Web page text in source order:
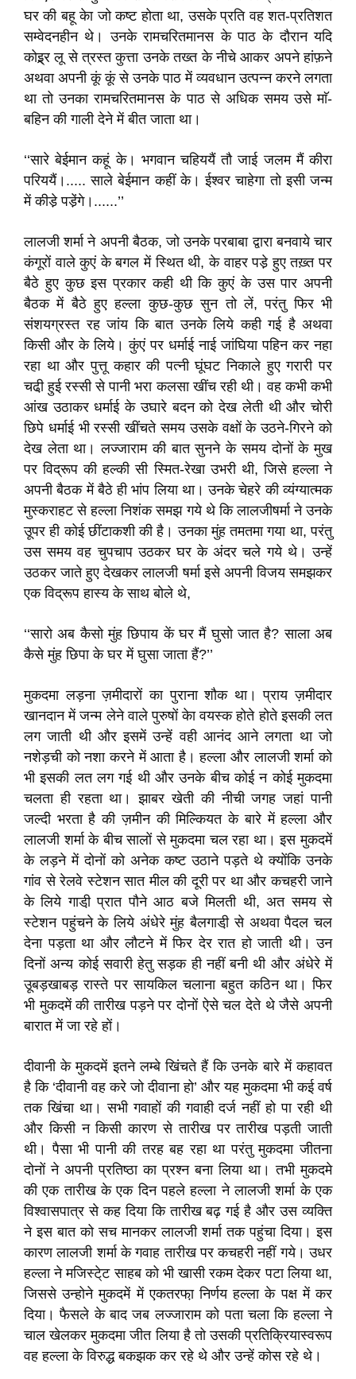
घर की बहू केा जो कष्ट होता था, उसके प्रति वह शत-प्रतिशत
सम्वेदनहीन थे। उनके रामचरितमानस के पाठ के दौरान यदि
कोइ्र्र लू से त्रस्त कुत्ता उनके तख्त के नीचे आकर अपने हांफ़ने
अथवा अपनी कूं कूं से उनके पाठ में व्यवधान उत्पन्न करने लगता
था तो उनका रामचरितमानस के पाठ से अधिक समय उसे माॅ-
बहिन की गाली देने में बीत जाता था।
‘‘सारे बेईमान कहूं के। भगवान चहिययैं तौ जाई जलम मैं कीरा
परिययैं।..... साले बेईमान कहीं के। ईश्वर चाहेगा तो इसी जन्म
में कीडे़ पडे़ंगे।......’’
लालजी शर्मा ने अपनी बैठक, जो उनके परबाबा द्वारा बनवाये चार
कंगूरों वाले कुएं के बगल में स्थित थी, के वाहर पडे़ हुए तख़्त पर
बैठे हुए कुछ इस प्रकार कही थी कि कुएं के उस पार अपनी
बैठक में बैठे हुए हल्ला कुछ-कुछ सुन तो लें, परंतु फिर भी
संशयग्रस्त रह जांय कि बात उनके लिये कही गई है अथवा
किसी और के लिये। कुंएं पर धर्माई नाई जांघिया पहिन कर नहा
रहा था और पुत्तू कहार की पत्नी घूंघट निकाले हुए गरारी पर
चढी़ हुई रस्सी से पानी भरा कलसा खींच रही थी। वह कभी कभी
आंख उठाकर धर्माई के उघारे बदन को देख लेती थी और चोरी
छिपे धर्माई भी रस्सी खींचते समय उसके वक्षों के उठने-गिरने को
देख लेता था। लज्जाराम की बात सुनने के समय दोनों के मुख
पर विद्रूप की हल्की सी स्मित-रेखा उभरी थी, जिसे हल्ला ने
अपनी बैठक में बैठे ही भांप लिया था। उनके चेहरे की व्यंग्यात्मक
मुस्कराहट से हल्ला निशंक समझ गये थे कि लालजीषर्मा ने उनके
उूपर ही कोई छींटाकशी की है। उनका मुंह तमतमा गया था, परंतु
उस समय वह चुपचाप उठकर घर के अंदर चले गये थे। उन्हें
उठकर जाते हुए देखकर लालजी षर्मा इसे अपनी विजय समझकर
एक विद्रूप हास्य के साथ बोले थे,
‘‘सारो अब कैसो मुंह छिपाय कें घर मैं घुसो जात है? साला अब
कैसे मुंह छिपा के घर में घुसा जाता हैं?’’
मुकदमा लड़ना ज़मीदारों का पुराना शौक था। प्राय ज़मीदार
खानदान में जन्म लेने वाले पुरुषों केा वयस्क होते होते इसकी लत
लग जाती थी और इसमें उन्हें वही आनंद आने लगता था जो
नशेड़ची को नशा करने में आता है। हल्ला और लालजी शर्मा को
भी इसकी लत लग गई थी और उनके बीच कोई न कोई मुकदमा
चलता ही रहता था। झाबर खेती की नीची जगह जहां पानी
जल्दी भरता है की ज़मीन की मिल्कियत के बारे में हल्ला और
लालजी शर्मा के बीच सालों से मुकदमा चल रहा था। इस मुकदमें
के लड़ने में दोनों को अनेक कष्ट उठाने पड़ते थे क्योंकि उनके
गांव से रेलवे स्टेशन सात मील की दूरी पर था और कचहरी जाने
के लिये गाडी़ प्रात पौने आठ बजे मिलती थी, अत समय से
स्टेशन पहुंचने के लिये अंधेरे मुंह बैलगाडी़ से अथवा पैदल चल
देना पड़ता था और लौटने में फिर देर रात हो जाती थी। उन
दिनों अन्य कोई सवारी हेतु सड़क ही नहीं बनी थी और अंधेरे में
उूबड़खाबड़ रास्ते पर सायकिल चलाना बहुत कठिन था। फिर
भी मुकदमें की तारीख पड़ने पर दोनों ऐसे चल देते थे जैसे अपनी
बारात में जा रहे हों।
दीवानी के मुकदमें इतने लम्बे खिंचते हैं कि उनके बारे में कहावत
है कि ‘दीवानी वह करे जो दीवाना हो’ और यह मुकदमा भी कई वर्ष
तक खिंचा था। सभी गवाहों की गवाही दर्ज नहीं हो पा रही थी
और किसी न किसी कारण से तारीख पर तारीख पड़ती जाती
थी। पैसा भी पानी की तरह बह रहा था परंतु मुकदमा जीतना
दोनों ने अपनी प्रतिष्ठा का प्रश्न बना लिया था। तभी मुकदमे
की एक तारीख के एक दिन पहले हल्ला ने लालजी शर्मा के एक
विश्वासपात्र से कह दिया कि तारीख बढ़ गई है और उस व्यक्ति
ने इस बात को सच मानकर लालजी शर्मा तक पहुंचा दिया। इस
कारण लालजी शर्मा के गवाह तारीख पर कचहरी नहीं गये। उधर
हल्ला ने मजिस्टे्ट साहब को भी खासी रकम देकर पटा लिया था,
जिससे उन्होने मुकदमें में एकतरफा़ निर्णय हल्ला के पक्ष में कर
दिया। फैसले के बाद जब लज्जाराम को पता चला कि हल्ला ने
चाल खेलकर मुकदमा जीत लिया है तो उसकी प्रतिक्रियास्वरूप
वह हल्ला के विरुद्ध बकझक कर रहे थे और उन्हें कोस रहे थे।